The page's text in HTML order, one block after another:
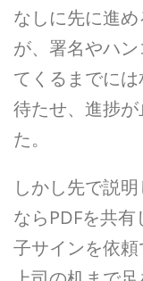
なしに先に進
が、署名やハ
てくるまでに
待たせ、進捗
た。
しかし先で説
ならPDFを共
子サインを依